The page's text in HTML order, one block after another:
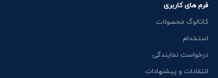
فرم های کاربری
کاتالوگ محصولات
استخدام
درخواست نمایندگی
انتقادات و پیشنهادات